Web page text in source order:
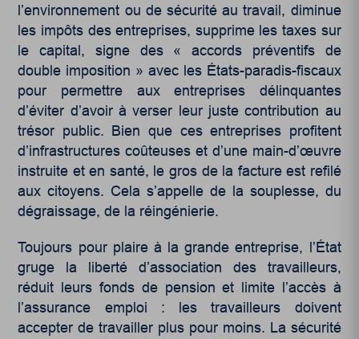
l’environnement ou de sécurité au travail, diminue
les impôts des entreprises, supprime les taxes sur
le capital, signe des « accords préventifs de
double imposition » avec les États-paradis-fiscaux
pour permettre aux entreprises délinquantes
d’éviter d’avoir à verser leur juste contribution au
trésor public. Bien que ces entreprises profitent
d’infrastructures coûteuses et d’une main-d’œuvre
instruite et en santé, le gros de la facture est refilé
aux citoyens. Cela s’appelle de la souplesse, du
dégraissage, de la réingénierie.
Toujours pour plaire à la grande entreprise, l’État
gruge la liberté d’association des travailleurs,
réduit leurs fonds de pension et limite l’accès à
l’assurance emploi : les travailleurs doivent
accepter de travailler plus pour moins. La sécurité